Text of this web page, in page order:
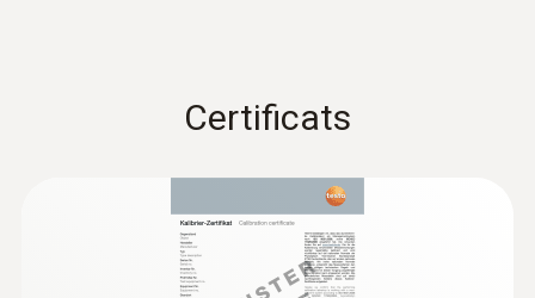
Couleur du produit
Kit de laboratoire testo 440
Certificats